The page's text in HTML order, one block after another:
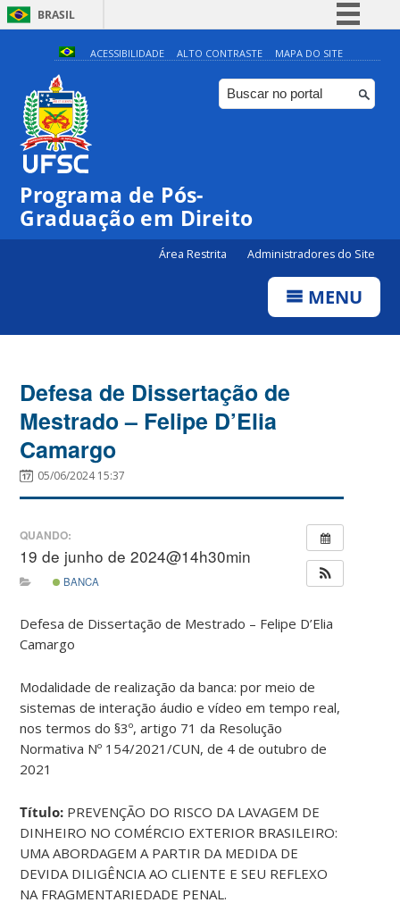
BRASIL
Simplifique!
Comunica BR
Participe
ACESSIBILIDADE ALTO CONTRASTE MAPA DO SITE
Programa de Pós-
Graduação em Direito
Área Restrita Administradores do Site
MENU
Defesa de Dissertação de
Mestrado – Felipe D’Elia
Camargo
05/06/2024 15:37
QUANDO:
19 de junho de 2024@14h30min
BANCA
Defesa de Dissertação de Mestrado – Felipe D’Elia
Camargo
Modalidade de realização da banca: por meio de
sistemas de interação áudio e vídeo em tempo real,
nos termos do §3º, artigo 71 da Resolução
Normativa Nº 154/2021/CUN, de 4 de outubro de
2021
Título: PREVENÇÃO DO RISCO DA LAVAGEM DE
DINHEIRO NO COMÉRCIO EXTERIOR BRASILEIRO:
UMA ABORDAGEM A PARTIR DA MEDIDA DE
DEVIDA DILIGÊNCIA AO CLIENTE E SEU REFLEXO
NA FRAGMENTARIEDADE PENAL.